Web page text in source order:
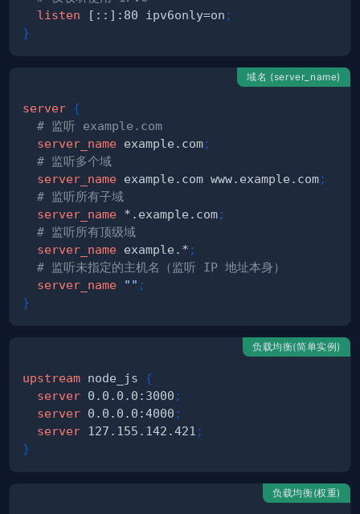
listen [::]:80 ipv6only=on ;
}
域名 (server_name)
server {
# 监听 example.com
server_name example.com;
# 监听多个域
server_name example.com www.example.com;
# 监听所有子域
server_name *.example.com;
# 监听所有顶级域
server_name example.* ;
# 监听未指定的主机名（监听 IP 地址本身）
server_name
"" ;
}
负载均衡(简单实例)
upstream node_js
{
server 0.0.0.0:3000 ;
server 0.0.0.0:4000 ;
server 127.155.142.421 ;
}
负载均衡(权重)